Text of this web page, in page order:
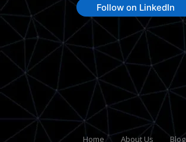
Follow on LinkedIn
Home About Us Blog